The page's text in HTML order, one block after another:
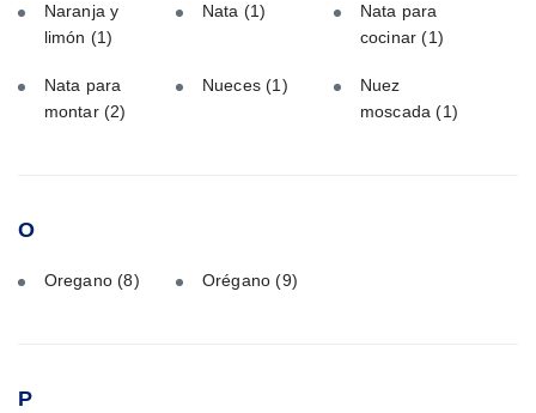
Naranja y
limón (1)
Nata (1)
Nata para
cocinar(1)
Nata para
montar (2)
Nueces(1)
Nuez
moscada(1)
O
Oregano(8) Orégano(9)
P